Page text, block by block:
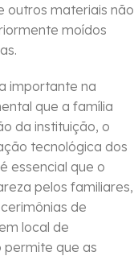
outros materiais não
moídos
importante na
que a família
da instituição, o
tecnológica dos
essencial que o
pelos familiares,
de
local de
que as